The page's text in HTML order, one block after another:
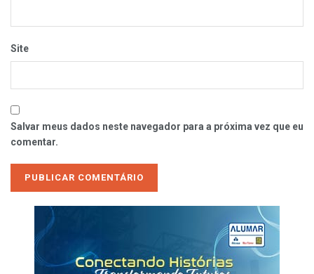
Site
Salvar meus dados neste navegador para a próxima vez que eu
comentar.